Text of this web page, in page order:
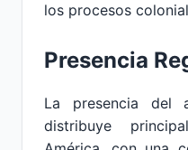
los procesos
Presencia
La presencia del
distribuye